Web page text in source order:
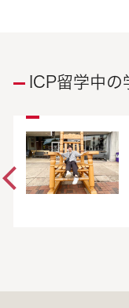
ICP留学中